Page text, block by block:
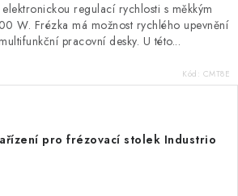
regulací rychlosti s měkkým
W. Frézka má možnost rychlého upevnění
pracovní desky. U této...
Kód: CMT8E
pro frézovací stolek Industrio